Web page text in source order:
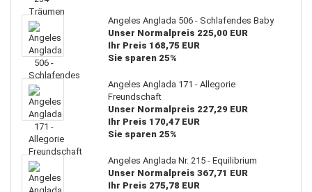
Angeles Anglada 506 - Schlafendes Baby
Unser Normalpreis 225,00 EUR
Ihr Preis 168,75 EUR
Sie sparen 25%
Angeles Anglada 171 - Allegorie
Freundschaft
Unser Normalpreis 227,29 EUR
Ihr Preis 170,47 EUR
Sie sparen 25%
Angeles Anglada Nr. 215 - Equilibrium
Unser Normalpreis 367,71 EUR
Ihr Preis 275,78 EUR